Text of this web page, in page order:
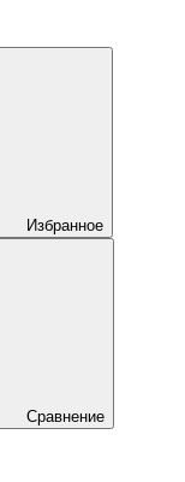
Избранное
Сравнение